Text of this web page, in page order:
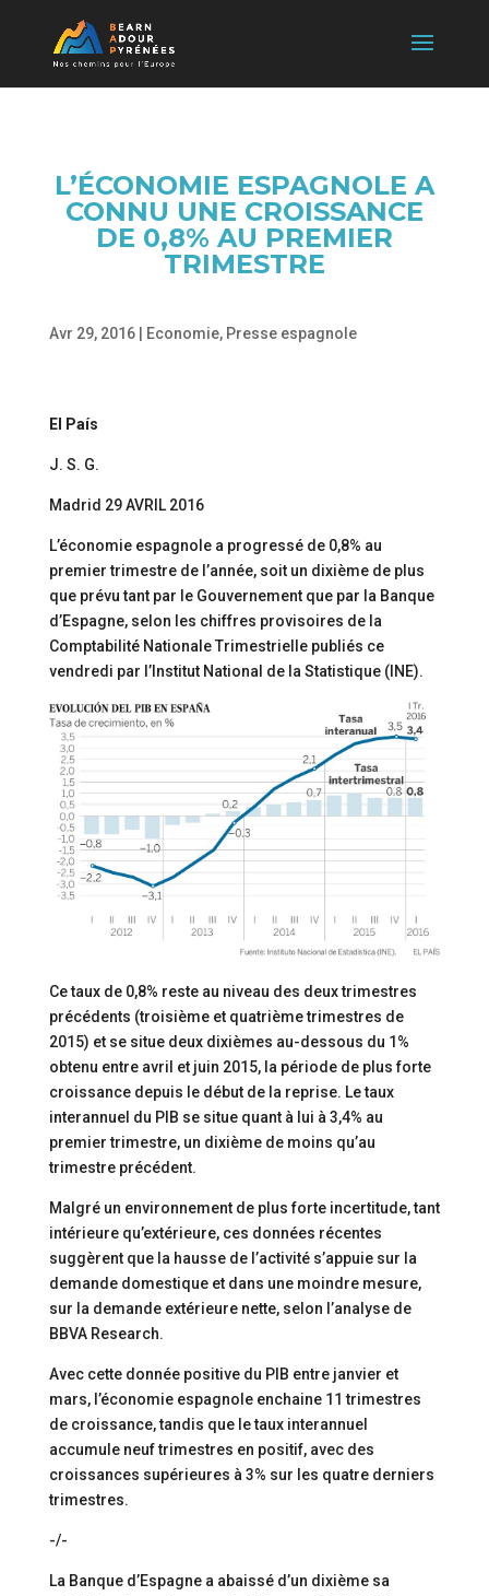
L’ÉCONOMIE ESPAGNOLE A
CONNU UNE CROISSANCE
DE 0,8% AU PREMIER
TRIMESTRE
Avr 29, 2016| Economie, Presse espagnole
El País
J. S. G.
Madrid 29 AVRIL 2016
L’économie espagnole a progressé de 0,8% au
premier trimestre de l’année, soit un dixième de plus
que prévu tant par le Gouvernement que par la Banque
d’Espagne, selon les chiffres provisoires de la
Comptabilité Nationale Trimestrielle publiés ce
vendredi par l’Institut National de la Statistique (INE).
Ce taux de 0,8% reste au niveau des deux trimestres
précédents (troisième et quatrième trimestres de
2015) et se situe deux dixièmes au-dessous du 1%
obtenu entre avril et juin 2015, la période de plus forte
croissance depuis le début de la reprise. Le taux
interannuel du PIB se situe quant à lui à 3,4% au
premier trimestre, un dixième de moins qu’au
trimestre précédent.
Malgré un environnement de plus forte incertitude, tant
intérieure qu’extérieure, ces données récentes
suggèrent que la hausse de l’activité s’appuie sur la
demande domestique et dans une moindre mesure,
sur la demande extérieure nette, selon l’analyse de
BBVA Research.
Avec cette donnée positive du PIB entre janvier et
mars, l’économie espagnole enchaine 11 trimestres
de croissance, tandis que le taux interannuel
accumule neuf trimestres en positif, avec des
croissances supérieures à 3% sur les quatre derniers
trimestres.
-/-
La Banque d’Espagne a abaissé d’un dixième sa